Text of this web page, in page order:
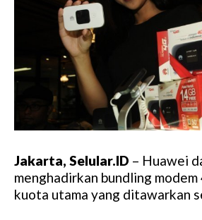
Jakarta, Selular.ID – Huawei
menghadirkan bundling modem
kuota utama yang ditawarkan